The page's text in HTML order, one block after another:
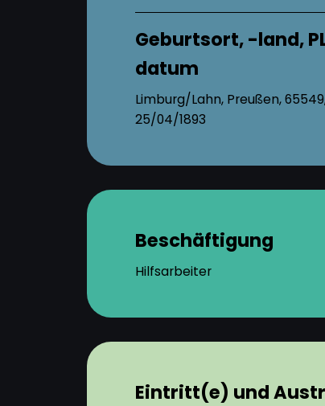
Geburtsort, -land,
datum
Limburg/Lahn, Preußen,
25/04/1893
Beschäftigung
Hilfsarbeiter
Eintritt(e) und